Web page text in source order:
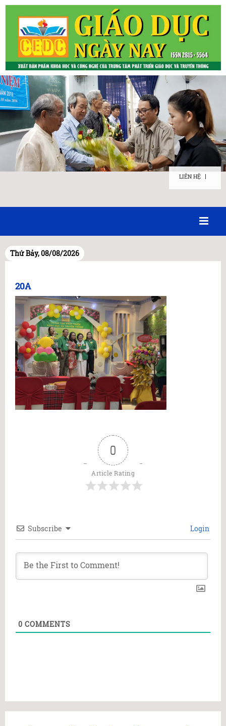
LIÊN HỆ
Thứ Bảy, 08/08/2026
20A
0
Article Rating
Subscribe Login
0 COMMENTS